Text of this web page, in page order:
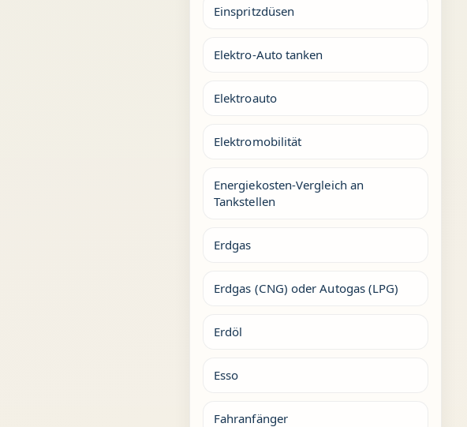
Einspritzdüsen
Elektro-Auto tanken
Elektroauto
Elektromobilität
Energiekosten-Vergleich an
Tankstellen
Erdgas
Erdgas (CNG) oder Autogas (LPG)
Erdöl
Esso
Fahranfänger